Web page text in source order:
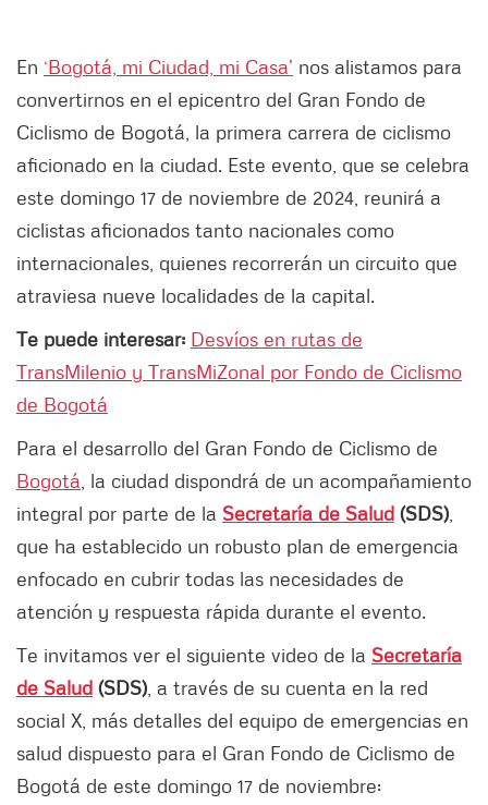
En ‘Bogotá, mi Ciudad, mi Casa’ nos alistamos para
convertirnos en el epicentro del Gran Fondo de
Ciclismo de Bogotá, la primera carrera de ciclismo
aficionado en la ciudad. Este evento, que se celebra
este domingo 17 de noviembre de 2024, reunirá a
ciclistas aficionados tanto nacionales como
internacionales, quienes recorrerán un circuito que
atraviesa nueve localidades de la capital.
Te puede interesar: Desvíos en rutas de
TransMilenio y TransMiZonal por Fondo de Ciclismo
de Bogotá
Para el desarrollo del Gran Fondo de Ciclismo de
Bogotá , la ciudad dispondrá de un acompañamiento
integral por parte de la Secretaría de Salud (SDS)
que ha establecido un robusto plan de emergencia
enfocado en cubrir todas las necesidades de
atención y respuesta rápida durante el evento.
Te invitamos ver el siguiente video de la Secretaría
de Salud (SDS) , a través de su cuenta en la red
social X, más detalles del equipo de emergencias en
salud dispuesto para el Gran Fondo de Ciclismo de
Bogotá de este domingo 17 de noviembre: